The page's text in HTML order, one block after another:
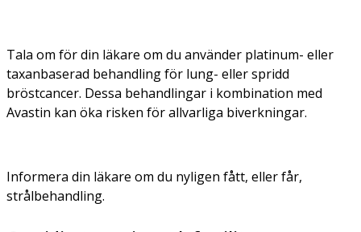
Tala om för din läkare om du använder platinum- eller
taxanbaserad behandling för lung- eller spridd
bröstcancer. Dessa behandlingar i kombination med
Avastin kan öka risken för allvarliga biverkningar.
Informera din läkare om du nyligen fått, eller får,
strålbehandling.